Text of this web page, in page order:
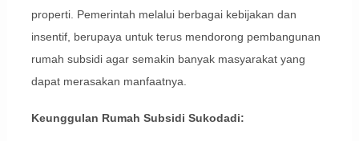
properti. Pemerintah melalui berbagai kebijakan dan
insentif, berupaya untuk terus mendorong pembangunan
rumah subsidi agar semakin banyak masyarakat yang
dapat merasakan manfaatnya.
Keunggulan Rumah Subsidi Sukodadi: